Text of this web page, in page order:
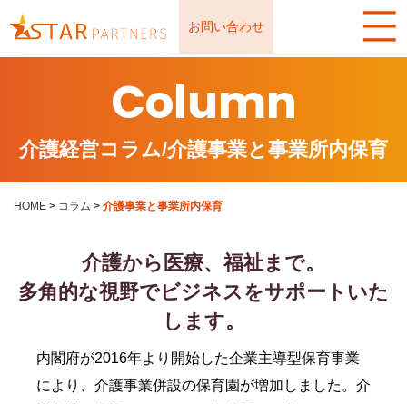
お問い合わせ
Column
介護経営コラム/介護事業と事業所内保育
HOME > コラム > 介護事業と事業所内保育
介護から医療、福祉まで。
多角的な視野でビジネスをサポートいた
します。
内閣府が2016年より開始した企業主導型保育事業
により、介護事業併設の保育園が増加しました。介